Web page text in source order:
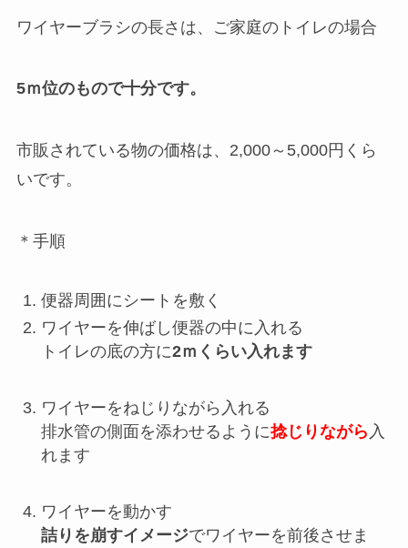
ワイヤーブラシの長さは、ご家庭のトイレの場合
5ｍ位のもので十分です。
市販されている物の価格は、2,000～5,000円くら
いです。
＊手順
便器周囲にシートを敷く
ワイヤーを伸ばし便器の中に入れる
トイレの底の方に2ｍくらい入れます
ワイヤーをねじりながら入れる
排水管の側面を添わせるように捻じりながら 入
れます
ワイヤーを動かす
詰りを崩すイメージでワイヤーを前後させま